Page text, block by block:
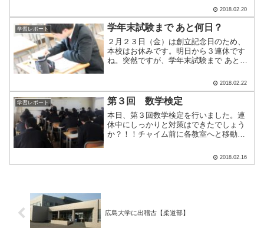
ね！ その理由は...健康教育を実施したか
らです！ 場所は本校のMSC（体育館）。
１年生は１４クラ.....
2018.02.20
学習レポート 学年末試験まで あと何日？
２月２３日（金）は創立記念日のため、
本校はお休みです。明日から３連休です
ね。突然ですが、学年末試験まで あと何
日。本校は３月１２日（月）から学年末
ら大丈夫！ と思っ.....
2018.02.22
学習レポート 第３回 数学検定
本日、第３回数学検定を行いました。連
休中にしっかりと対策はできたでしょう
か？！！チャイム前に各教室へと移動を
事前学習の時間の様子です。先生や友逹
と一緒に確認していましたね👀試験開始
2018.02.16
広島大学に出稽古【柔道部】